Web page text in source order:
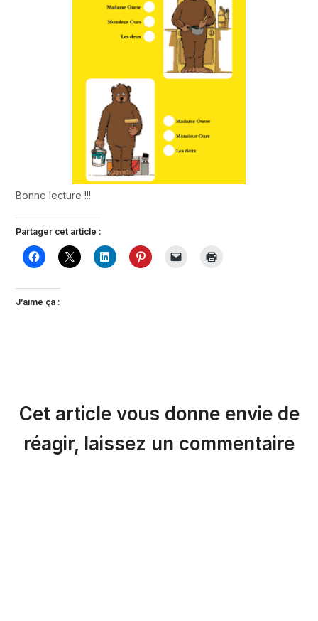
Bonne lecture !!!
Partager cet article :
J’aime ça :
Cet article vous donne envie de
réagir, laissez un commentaire